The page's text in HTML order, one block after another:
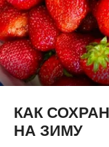
КАК
НА ЗИМУ